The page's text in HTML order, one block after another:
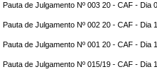
Pauta de Julgamento Nº 003 20 - CAF - Dia
Pauta de Julgamento Nº 002 20 - CAF - Dia
Pauta de Julgamento Nº 001 20 - CAF - Dia
Pauta de Julgamento Nº 015/19 - CAF - Dia